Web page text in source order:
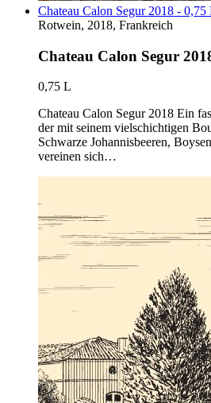
Chateau Calon Segur 2018 - 0,75
Rotwein, 2018, Frankreich
Chateau Calon Segur
0,75 L
Chateau Calon Segur 2018 Ein
der mit seinem vielschichtigen
Schwarze Johannisbeeren,
vereinen sich…